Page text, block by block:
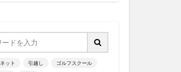
ット 引越し ゴルフスクール